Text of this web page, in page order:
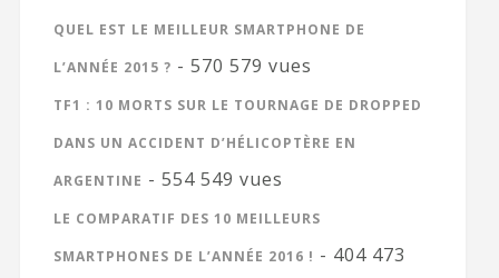
QUEL EST LE MEILLEUR SMARTPHONE DE
L’ANNÉE 2015 ? - 570 579 vues
TF1 : 10 MORTS SUR LE TOURNAGE DE DROPPED
DANS UN ACCIDENT D’HÉLICOPTÈRE EN
ARGENTINE - 554 549 vues
LE COMPARATIF DES 10 MEILLEURS
SMARTPHONES DE L’ANNÉE 2016 ! - 404 473